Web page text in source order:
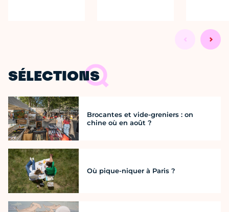
SÉLECTIONS
Brocantes et vide-greniers : on
chine où en août ?
Où pique-niquer à Paris ?